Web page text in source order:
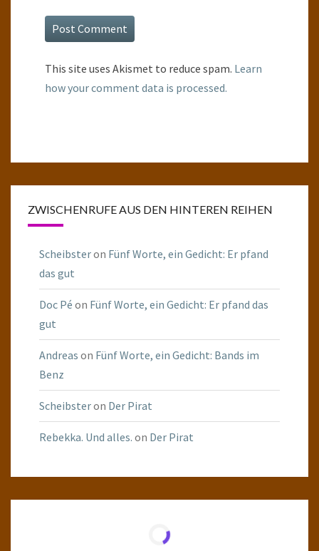
This site uses Akismet to reduce spam. Learn
how your comment data is processed.
ZWISCHENRUFE AUS DEN HINTEREN REIHEN
Scheibsteron Fünf Worte, ein Gedicht: Er pfand
das gut
Doc Pé on Fünf Worte, ein Gedicht: Er pfand das
gut
Andreas on Fünf Worte, ein Gedicht: Bands im
Benz
Scheibsteron Der Pirat
Rebekka. Und alles. on Der Pirat